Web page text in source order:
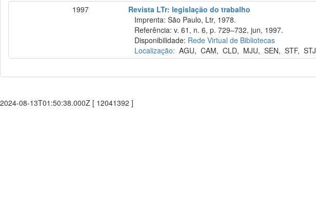
1997
Revista LTr: legislação do trabalho
Imprenta: São Paulo, Ltr, 1978.
Referência: v. 61, n. 6, p. 729–732, jun, 1997.
Disponibilidade: Rede Virtual de Bibliotecas
Localização: AGU,CAM,CLD, MJU,SEN,STF,STJ
2024-08-13T01:50:38.000Z [ 12041392 ]